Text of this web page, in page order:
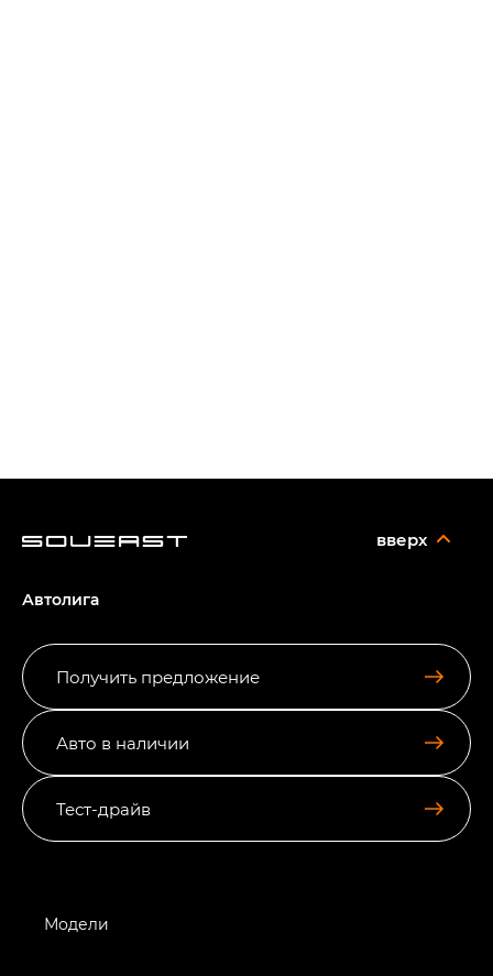
Получить предложение
Авто в наличии
Тест-драйв
вверх
Автолига
Модели